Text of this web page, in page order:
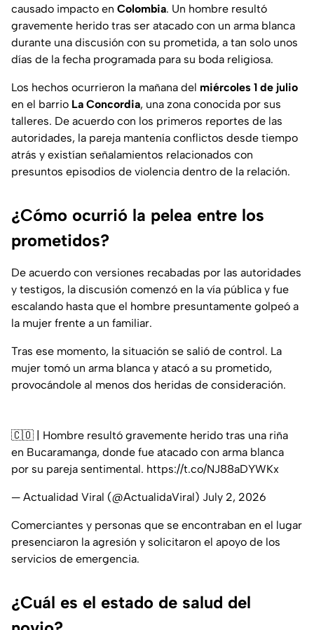
causado impacto en Colombia. Un hombre resultó
gravemente herido tras ser atacado con un arma blanca
durante una discusión con su prometida, a tan solo unos
días de la fecha programada para su boda religiosa.
Los hechos ocurrieron la mañana del miércoles 1 de julio
en el barrio La Concordia, una zona conocida por sus
talleres. De acuerdo con los primeros reportes de las
autoridades, la pareja mantenía conflictos desde tiempo
atrás y existían señalamientos relacionados con
presuntos episodios de violencia dentro de la relación.
¿Cómo ocurrió la pelea entre los
prometidos?
De acuerdo con versiones recabadas por las autoridades
y testigos, la discusión comenzó en la vía pública y fue
escalando hasta que el hombre presuntamente golpeó a
la mujer frente a un familiar.
Tras ese momento, la situación se salió de control. La
mujer tomó un arma blanca y atacó a su prometido,
provocándole al menos dos heridas de consideración.
🇨🇴 | Hombre resultó gravemente herido tras una riña
en Bucaramanga, donde fue atacado con arma blanca
por su pareja sentimental. https://t.co/NJ88aDYWKx
— Actualidad Viral (@ActualidaViral) July 2, 2026
Comerciantes y personas que se encontraban en el lugar
presenciaron la agresión y solicitaron el apoyo de los
servicios de emergencia.
¿Cuál es el estado de salud del